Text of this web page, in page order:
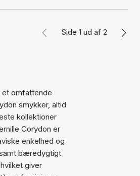
Side 1 ud af 2
et omfattende
smykker, altid
kollektioner
Corydon er
enkelhed og
bæredygtigt
giver